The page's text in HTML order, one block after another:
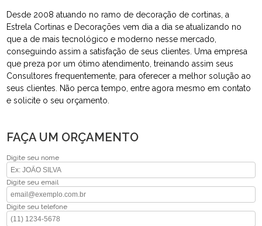
Desde 2008 atuando no ramo de decoração de cortinas, a
Estrela Cortinas e Decorações vem dia a dia se atualizando no
que a de mais tecnológico e moderno nesse mercado,
conseguindo assim a satisfação de seus clientes. Uma empresa
que preza por um ótimo atendimento, treinando assim seus
Consultores frequentemente, para oferecer a melhor solução ao
seus clientes. Não perca tempo, entre agora mesmo em contato
e solicite o seu orçamento.
FAÇA UM ORÇAMENTO
Digite seu nome
Digite seu email
Digite seu telefone